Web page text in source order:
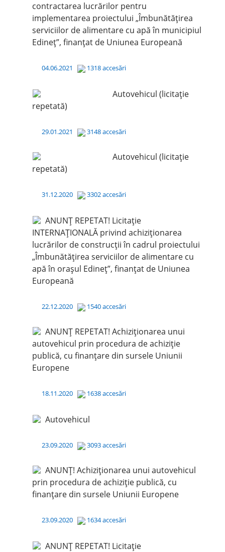
contractarea lucrărilor pentru
implementarea proiectului „Îmbunătățirea
serviciilor de alimentare cu apă în municipiul
Edineț”, finanțat de Uniunea Europeană
04.06.2021 1318 accesări
Autovehicul (licitație
repetată)
29.01.2021 3148 accesări
Autovehicul (licitație
repetată)
31.12.2020 3302 accesări
ANUNȚ REPETAT! Licitație
INTERNAȚIONALĂ privind achiziționarea
lucrărilor de construcții în cadrul proiectului
„Îmbunătățirea serviciilor de alimentare cu
apă în orașul Edineț”, finanțat de Uniunea
Europeană
22.12.2020 1540 accesări
ANUNȚ REPETAT! Achiziționarea unui
autovehicul prin procedura de achiziție
publică, cu finanțare din sursele Uniunii
Europene
18.11.2020 1638 accesări
Autovehicul
23.09.2020 3093 accesări
ANUNȚ! Achiziționarea unui autovehicul
prin procedura de achiziție publică, cu
finanțare din sursele Uniunii Europene
23.09.2020 1634 accesări
ANUNȚ REPETAT! Licitație